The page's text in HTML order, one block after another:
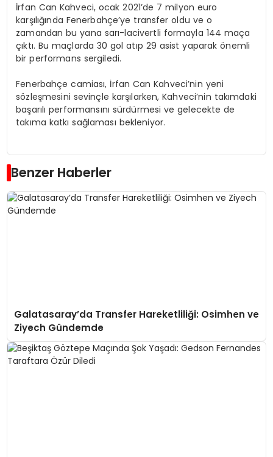
İrfan Can Kahveci, ocak 2021’de 7 milyon euro
karşılığında Fenerbahçe’ye transfer oldu ve o
zamandan bu yana sarı-lacivertli formayla 144 maça
çıktı. Bu maçlarda 30 gol atıp 29 asist yaparak önemli
bir performans sergiledi.
Fenerbahçe camiası, İrfan Can Kahveci’nin yeni
sözleşmesini sevinçle karşılarken, Kahveci’nin takımdaki
başarılı performansını sürdürmesi ve gelecekte de
takıma katkı sağlaması bekleniyor.
Benzer Haberler
Galatasaray’da Transfer Hareketliliği: Osimhen ve
Ziyech Gündemde